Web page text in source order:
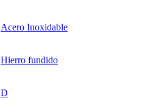
Acero Inoxidable
Hierro fundido
D